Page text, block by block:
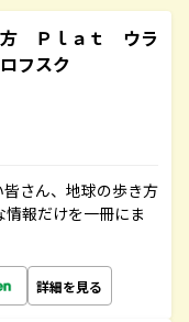
Ｐｌａｔ ウラ
フスク
さん、地球の歩き方
報だけを一冊にま
詳細を見る